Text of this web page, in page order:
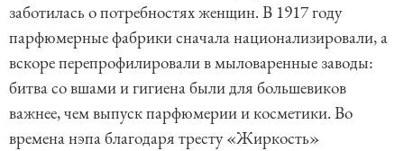
заботилась о потребностях женщин. В 1917 году
парфюмерные фабрики сначала национализировали, а
вскоре перепрофилировали в мыловаренные заводы:
битва со вшами и гигиена были для большевиков
важнее, чем выпуск парфюмерии и косметики. Во
времена нэпа благодаря тресту «Жиркость»